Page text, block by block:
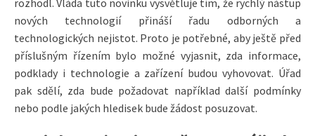
nových technologií přináší řadu odborných a
technologických nejistot. Proto je potřebné, aby ještě před
příslušným řízením bylo možné vyjasnit, zda informace,
podklady i technologie a zařízení budou vyhovovat. Úřad
pak sdělí, zda bude požadovat například další podmínky
nebo podle jakých hledisek bude žádost posuzovat.